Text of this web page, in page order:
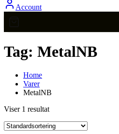
Account
Tag: MetalNB
Home
Varer
MetalNB
Viser 1 resultat